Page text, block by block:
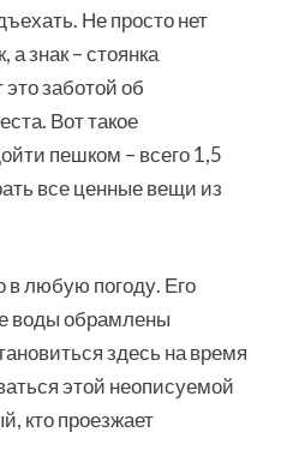
Не просто нет
а знак – стоянка
заботой об
Вот такое
пешком – всего 1,5
все ценные вещи из
в любую погоду. Его
воды обрамлены
здесь на время
этой неописуемой
кто проезжает